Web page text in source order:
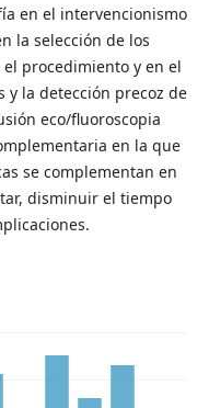
en el intervencionismo
la selección de los
procedimiento y en el
y la detección precoz de
eco/fluoroscopia
en la que
se complementan en
disminuir el tiempo